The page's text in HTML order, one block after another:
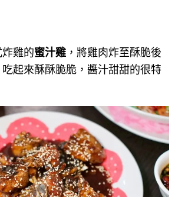
雞的蜜汁雞，將雞肉炸至酥脆後
起來酥酥脆脆，醬汁甜甜的很特